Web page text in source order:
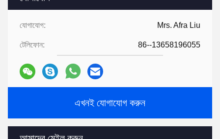
যোগাযোগ: Mrs. Afra Liu
টেলিফোন: 86--13658196055
এখনই যোগাযোগ করুন